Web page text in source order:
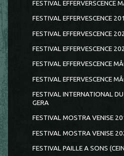
FESTIVAL EFFERVERSCENCE
FESTIVAL EFFERVESCENCE
FESTIVAL EFFERVESCENCE
FESTIVAL EFFERVESCENCE
FESTIVAL EFFERVESCENCE
FESTIVAL EFFERVESCENCE
FESTIVAL INTERNATIONAL
GERA
FESTIVAL MOSTRA VENISE
FESTIVAL MOSTRA VENISE
FESTIVAL PAILLE A SONS